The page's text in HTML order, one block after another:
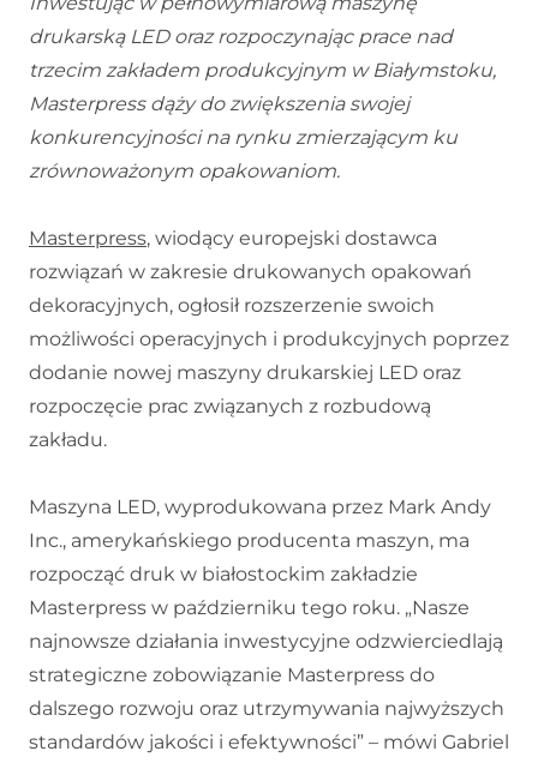
drukarską LED oraz rozpoczynając prace nad
trzecim zakładem produkcyjnym w Białymstoku,
Masterpress dąży do zwiększenia swojej
konkurencyjności na rynku zmierzającym ku
zrównoważonym opakowaniom.
Masterpress, wiodący europejski dostawca
rozwiązań w zakresie drukowanych opakowań
dekoracyjnych, ogłosił rozszerzenie swoich
możliwości operacyjnych i produkcyjnych poprzez
dodanie nowej maszyny drukarskiej LED oraz
rozpoczęcie prac związanych z rozbudową
zakładu.
Maszyna LED, wyprodukowana przez Mark Andy
Inc., amerykańskiego producenta maszyn, ma
rozpocząć druk w białostockim zakładzie
Masterpress w październiku tego roku. „Nasze
najnowsze działania inwestycyjne odzwierciedlają
strategiczne zobowiązanie Masterpress do
dalszego rozwoju oraz utrzymywania najwyższych
standardów jakości i efektywności” – mówi Gabriel